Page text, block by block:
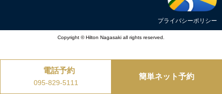
プライバシーポリシー
Copyright © Hilton Nagasaki all rights reserved.
電話予約
095-829-5111
簡単ネット予約